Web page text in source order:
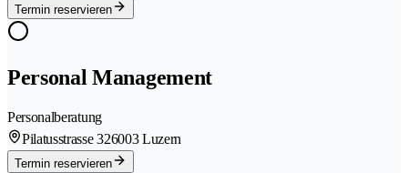
Termin reservieren
Personal Management
Personalberatung
Pilatusstrasse 326003 Luzern
Termin reservieren